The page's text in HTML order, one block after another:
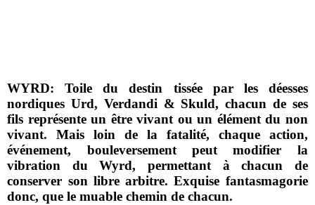
WYRD: Toile du destin tissée par les déesses
nordiques Urd, Verdandi & Skuld, chacun de ses
fils représente un être vivant ou un élément du non
vivant. Mais loin de la fatalité, chaque action,
événement, bouleversement peut modifier la
vibration du Wyrd, permettant à chacun de
conserver son libre arbitre. Exquise fantasmagorie
donc, que le muable chemin de chacun.